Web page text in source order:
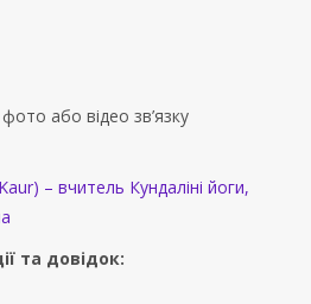
або відео зв’язку
– вчитель Кундаліні йоги,
та довідок: